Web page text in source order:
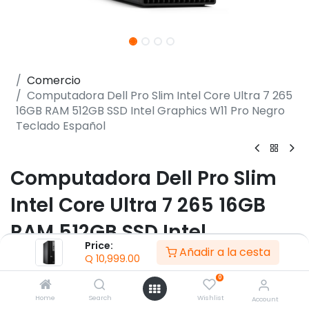
Price:
Q 10,999.00 Añadir a la cesta
Home Search
0
Wishlist Account
Comercio
Computadora Dell Pro Slim Intel Core Ultra 7 265
16GB RAM 512GB SSD Intel Graphics W11 Pro Negro
Teclado Español
Computadora Dell Pro Slim
Intel Core Ultra 7 265 16GB
RAM 512GB SSD Intel
Graphics W11 Pro Negro
Teclado Español